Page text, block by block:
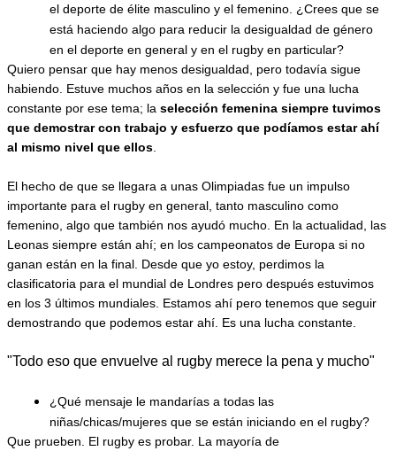
el deporte de élite masculino y el femenino. ¿Crees que se
está haciendo algo para reducir la desigualdad de género
en el deporte en general y en el rugby en particular?
Quiero pensar que hay menos desigualdad, pero todavía sigue
habiendo. Estuve muchos años en la selección y fue una lucha
constante por ese tema; la selección femenina siempre tuvimos
que demostrar con trabajo y esfuerzo que podíamos estar ahí
al mismo nivel que ellos
El hecho de que se llegara a unas Olimpiadas fue un impulso
importante para el rugby en general, tanto masculino como
femenino, algo que también nos ayudó mucho. En la actualidad, las
Leonas siempre están ahí; en los campeonatos de Europa si no
ganan están en la final. Desde que yo estoy, perdimos la
clasificatoria para el mundial de Londres pero después estuvimos
en los 3 últimos mundiales. Estamos ahí pero tenemos que seguir
demostrando que podemos estar ahí. Es una lucha constante.
"Todo eso que envuelve al rugby merece la pena y mucho"
¿Qué mensaje le mandarías a todas las
niñas/chicas/mujeres que se están iniciando en el rugby?
Que prueben. El rugby es probar. La mayoría de